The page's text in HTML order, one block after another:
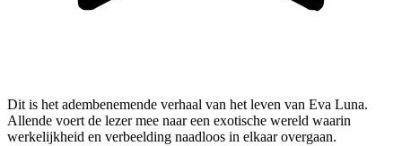
Dit is het adembenemende verhaal van het leven van Eva Luna.
Allende voert de lezer mee naar een exotische wereld waarin
werkelijkheid en verbeelding naadloos in elkaar overgaan.